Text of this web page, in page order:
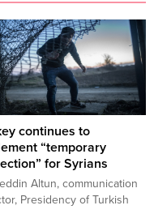
continues to
“temporary
for Syrians
Altun, communication
Presidency of Turkish